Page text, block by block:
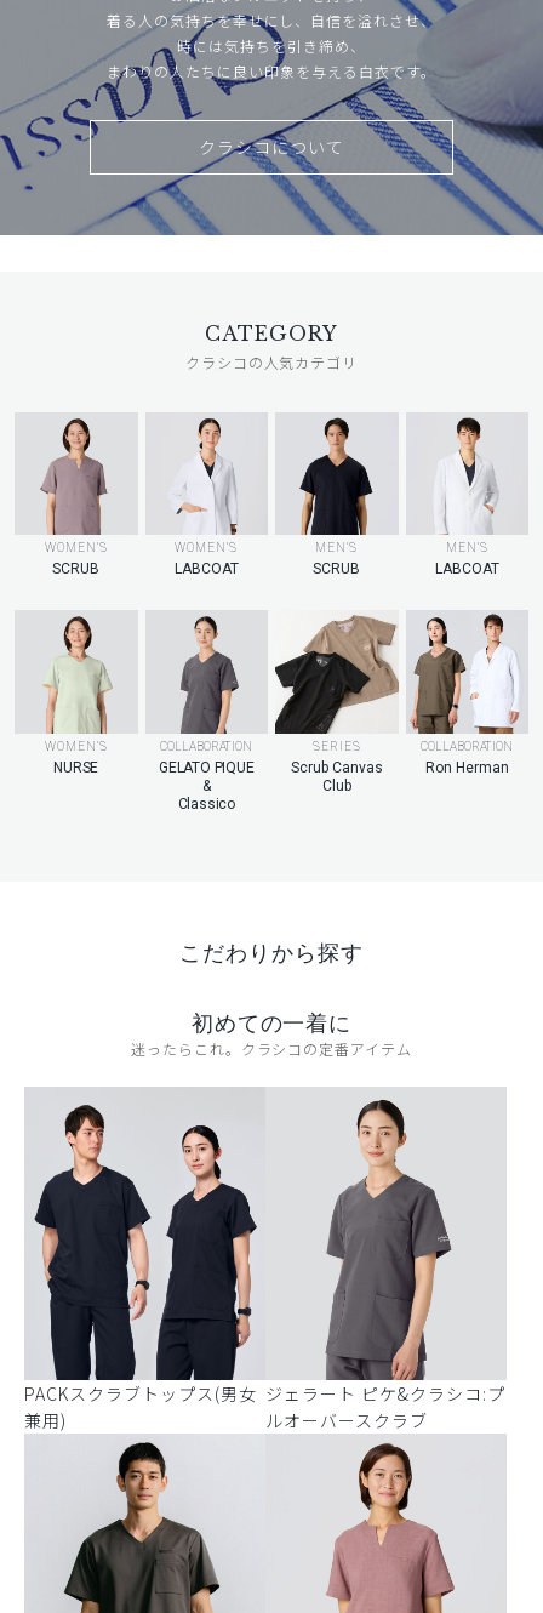
着る人の気持ちを幸せにし、自信を溢れさせ、
時には気持ちを引き締め、
まわりの人たちに良い印象を与える白衣です。
クラシコについて
CATEGORY
クラシコの人気カテゴリ
WOMEN’S
SCRUB
WOMEN’S
LABCOAT
MEN’S
SCRUB
MEN’S
LABCOAT
WOMEN’S
NURSE
COLLABORATION
GELATO PIQUE
&
Classico
SERIES
Scrub Canvas
Club
COLLABORATION
Ron Herman
こだわりから探す
初めての一着に
迷ったらこれ。クラシコの定番アイテム
PACKスクラブトップス(男女
兼用)
ジェラート ピケ&クラシコ:プ
ルオーバースクラブ